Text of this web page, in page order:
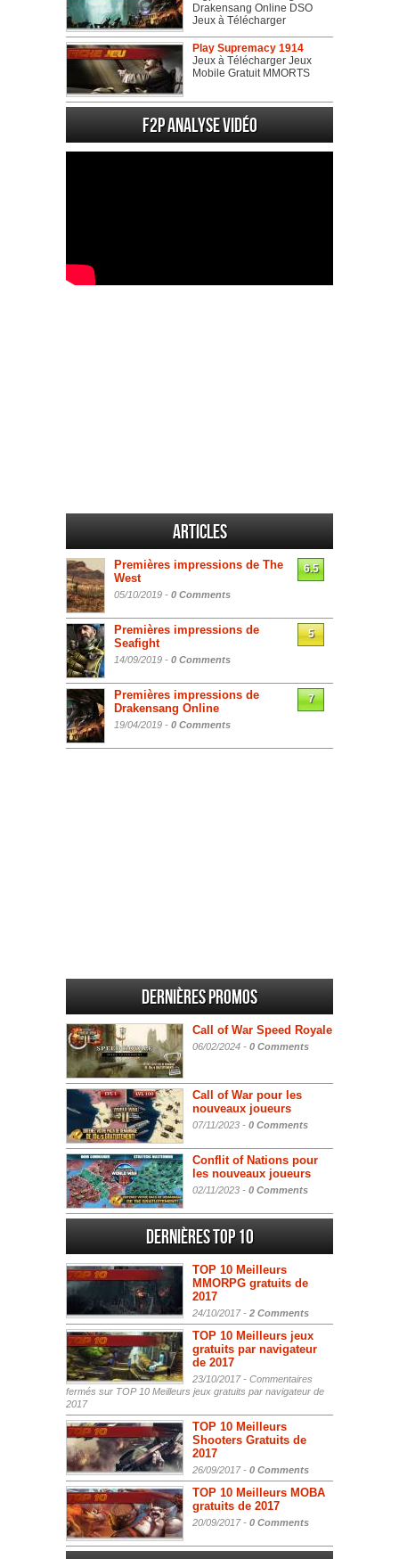
Drakensang Online DSO
Jeux à Télécharger
Play Supremacy 1914
Jeux à Télécharger Jeux
Mobile Gratuit MMORTS
F2P Analyse vidéo
Articles
Premières impressions de The
West
05/10/2019 - 0 Comments
6.5
Premières impressions de
Seafight
14/09/2019 - 0 Comments
5
Premières impressions de
Drakensang Online
19/04/2019 - 0 Comments
7
Dernières promos
Call of War Speed Royale
06/02/2024 - 0 Comments
Call of War pour les
nouveaux joueurs
07/11/2023 - 0 Comments
Conflit of Nations pour
les nouveaux joueurs
02/11/2023 - 0 Comments
Dernières Top 10
TOP 10 Meilleurs
MMORPG gratuits de
2017
24/10/2017 - 2 Comments
TOP 10 Meilleurs jeux
gratuits par navigateur
de 2017
23/10/2017 - Commentaires
fermés sur TOP 10 Meilleurs jeux gratuits par navigateur de
2017
TOP 10 Meilleurs
Shooters Gratuits de
2017
26/09/2017 - 0 Comments
TOP 10 Meilleurs MOBA
gratuits de 2017
20/09/2017 - 0 Comments